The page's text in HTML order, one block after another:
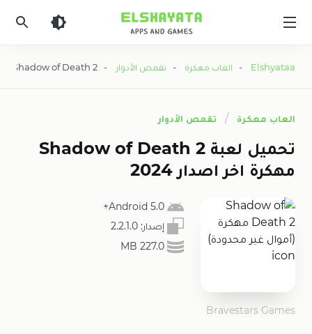
Elshyataa
- العاب مهكرة - تقمص الأدوار - Shadow of Death 2 مهكرة (أموال غير محدودة)
العاب مهكرة تقمص الأدوار
تحميل لعبة Shadow of Death 2
مهكرة اخر اصدار 2024
5.0 Android+
إصدار: 2.2.1.0
227.0 MB
Bravestars Games